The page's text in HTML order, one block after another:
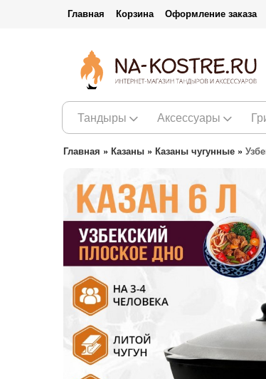
Главная Корзина Оформление заказа
Тандыры Аксессуары
Главная » Казаны » Казаны чугунные »